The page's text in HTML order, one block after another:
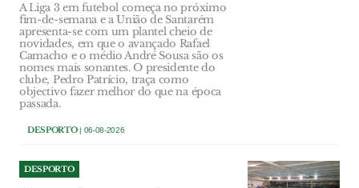
A Liga 3 em futebol começa no próximo
fim-de-semana e a União de Santarém
apresenta-se com um plantel cheio de
novidades, em que o avançado Rafael
Camacho e o médio André Sousa são os
nomes mais sonantes. O presidente do
clube, Pedro Patrício, traça como
objectivo fazer melhor do que na época
passada.
DESPORTO| 06-08-2026
DESPORTO